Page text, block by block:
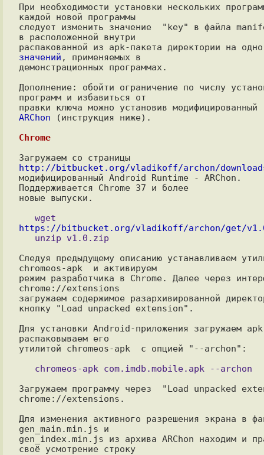
При необходимости установки нескольких
каждой новой программы
следует изменить значение  "key" в файла
в расположенной внутри
значений , применяемых в
демонстрационных программах.
Дополнение: обойти ограничение по числу
программ и избавиться от
ARChon (инструкция ниже).
Chrome
Загружаем со страницы
http://bitbucket.org/vladikoff/archon/
модифицированный Android Runtime - ARChon.
Поддерживается Chrome 37 и более
новые выпуски.
https://bitbucket.org/vladikoff/archon/get/
Следуя предыдущему описанию устанавливаем
chromeos-apk  и активируем
режим разработчика в Chrome. Далее через
chrome://extensions
загружаем содержимое разархивированной
кнопку "Load unpacked extension".
Для установки Android-приложения загружаем
распаковываем его
утилитой chromeos-apk  с опцией "--archon":
Загружаем программу через  "Load unpacked
chrome://extensions.
Для изменения активного разрешения экрана в
gen_main.min.js и
gen_index.min.js из архива ARChon находим и
своё усмотрение строку